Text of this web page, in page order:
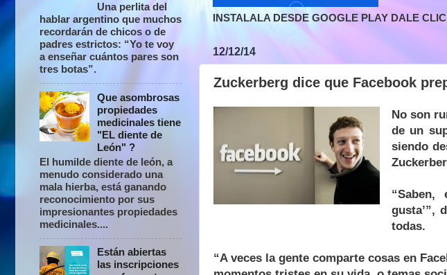
INSTALALA DESDE GOOGLE PLAY DALE
12/12/14
Zuckerberg dice que Facebook
No son
de un
siendo
gusta’”,
todas.
“A veces la gente comparte cosas en
Una perlita del
hablar argentino que muchos
recordarán de chicos o de
padres estrictos: “Yo te voy
a enseñar cuántos pares son
tres botas”.
Que asombrosas
propiedades
medicinales tiene
"EL diente de
León" ?
El humilde diente de león, a
menudo considerado una
mala hierba, está ganando
reconocimiento por sus
impresionantes propiedades
medicinales....
Están abiertas
las inscripciones